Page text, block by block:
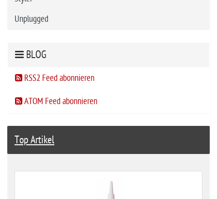
Unplugged
BLOG
RSS2 Feed abonnieren
ATOM Feed abonnieren
Top Artikel